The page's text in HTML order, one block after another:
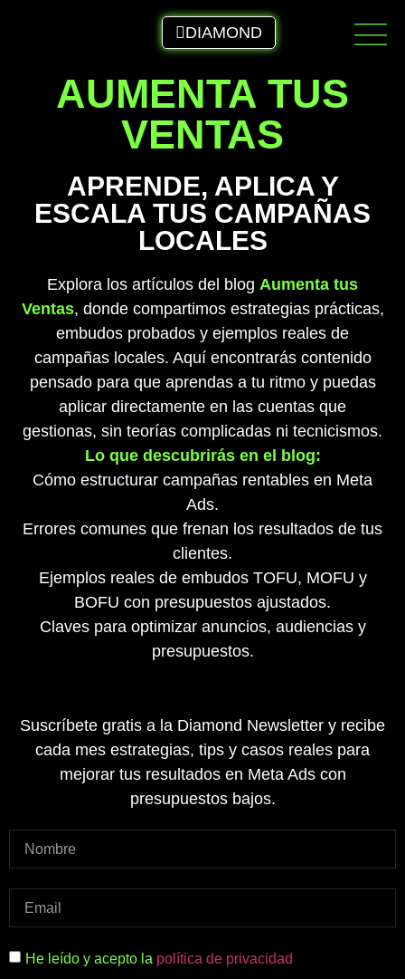
DIAMOND
AUMENTA TUS
VENTAS
APRENDE, APLICA Y
ESCALA TUS CAMPAÑAS
LOCALES
Explora los artículos del blog Aumenta tus
Ventas, donde compartimos estrategias prácticas,
embudos probados y ejemplos reales de
campañas locales. Aquí encontrarás contenido
pensado para que aprendas a tu ritmo y puedas
aplicar directamente en las cuentas que
gestionas, sin teorías complicadas ni tecnicismos.
Lo que descubrirás en el blog:
Cómo estructurar campañas rentables en Meta
Ads.
Errores comunes que frenan los resultados de tus
clientes.
Ejemplos reales de embudos TOFU, MOFU y
BOFU con presupuestos ajustados.
Claves para optimizar anuncios, audiencias y
presupuestos.
Suscríbete gratis a la Diamond Newsletter y recibe
cada mes estrategias, tips y casos reales para
mejorar tus resultados en Meta Ads con
presupuestos bajos.
He leído y acepto la política de privacidad